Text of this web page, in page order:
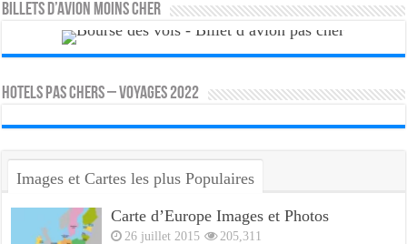
Billets d’avion moins cher
HOTELS PAS CHERS – VOYAGES 2022
Images et Cartes les plus Populaires
Carte d’Europe Images et Photos
26 juillet 2015 205,311